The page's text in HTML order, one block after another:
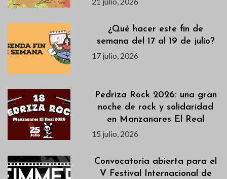
¿Qué hacer este fin de
semana del 17 al 19 de julio?
17 julio, 2026
Pedriza Rock 2026: una gran
noche de rock y solidaridad
en Manzanares El Real
15 julio, 2026
Convocatoria abierta para el
V Festival Internacional de